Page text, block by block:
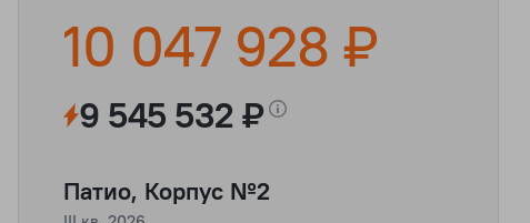
10 047 928 ₽
9 545 532 ₽
Патио, Корпус №2